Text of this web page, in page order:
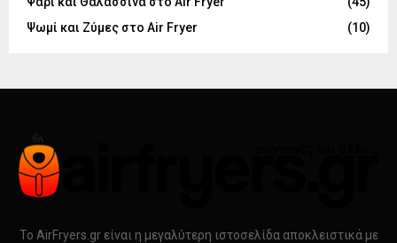
Ψωμί και Ζύμες στο Air Fryer
(10)
Το AirFryers.gr είναι η μεγαλύτερη ιστοσελίδα αποκλειστικά με